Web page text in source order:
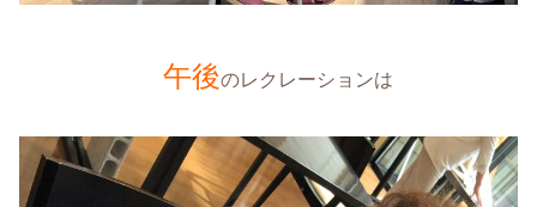
午後のレクレーションは